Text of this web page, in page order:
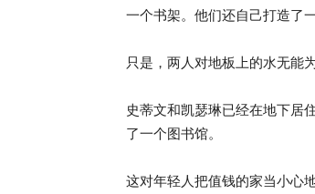
一个书架。他们还自己打造了
只是，两人对地板上的水无能为
史蒂文和凯瑟琳已经在地下居
了一个图书馆。
这对年轻人把值钱的家当小心